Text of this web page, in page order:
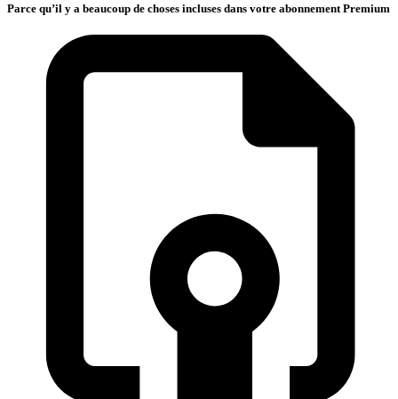
Parce qu’il y a beaucoup de choses incluses dans votre abonnement Premium